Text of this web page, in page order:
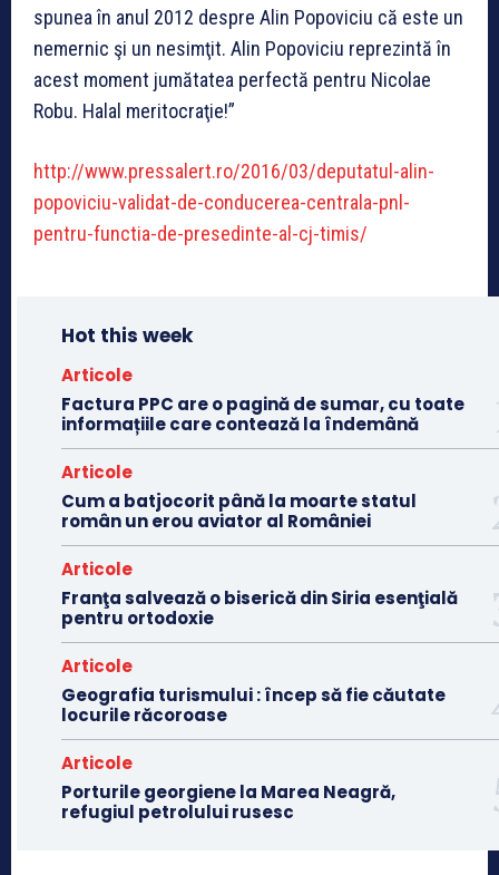
spunea în anul 2012 despre Alin Popoviciu că este un
nemernic şi un nesimţit. Alin Popoviciu reprezintă în
acest moment jumătatea perfectă pentru Nicolae
Robu. Halal meritocraţie!”
http://www.pressalert.ro/2016/03/deputatul-alin-
popoviciu-validat-de-conducerea-centrala-pnl-
pentru-functia-de-presedinte-al-cj-timis/
Hot this week
Articole
Factura PPC are o pagină de sumar, cu toate
informațiile care contează la îndemână
Articole
Cum a batjocorit până la moarte statul
român un erou aviator al României
Articole
Franţa salvează o biserică din Siria esenţială
pentru ortodoxie
Articole
Geografia turismului : încep să fie căutate
locurile răcoroase
Articole
Porturile georgiene la Marea Neagră,
refugiul petrolului rusesc